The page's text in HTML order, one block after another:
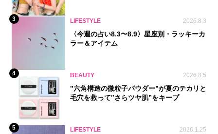
3 LIFESTYLE 2026.8.3
〈今週の占い8.3〜8.9〉星座別・ラッキーカ
ラー＆アイテム
4 BEAUTY 2026.8.5
‟六角構造の微粒子パウダー”が夏のテカリと
毛穴を救って‟さらツヤ肌”をキープ
5 LIFESTYLE 2026.1.25